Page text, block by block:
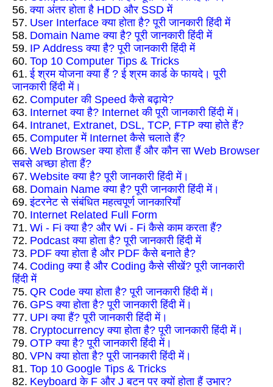
56. क्या अंतर होता है HDD और SSD में
57. User Interface क्या होता है? पूरी जानकारी हिंदी में
58. Domain Name क्या है? पूरी जानकारी हिंदी में
59. IP Address क्या है? पूरी जानकारी हिंदी में
60. Top 10 Computer Tips & Tricks
61. ई श्रम योजना क्या हैं ? ई श्रम कार्ड के फायदे। पूरी
जानकारी हिंदी में।
62. Computer की Speed कैसे बढ़ाये?
63. Internet क्या है? Internet की पूरी जानकारी हिंदी में।
64. Intranet, Extranet, DSL, TCP, FTP क्या होते हैं?
65. Computer में Internet कैसे चलाते हैं?
66. Web Browser क्या होता हैं और कौन सा Web Browser
सबसे अच्छा होता हैं?
67. Website क्या है? पूरी जानकारी हिंदी में।
68. Domain Name क्या है? पूरी जानकारी हिंदी में।
69. इंटरनेट से संबंधित महत्वपूर्ण जानकारियाँ
70. Internet Related Full Form
71. Wi - Fi क्या है? और Wi - Fi कैसे काम करता हैं?
72. Podcast क्या होता है? पूरी जानकारी हिंदी में
73. PDF क्या होता है और PDF कैसे बनाते है?
74. Coding क्या है और Coding कैसे सीखें? पूरी जानकारी
हिंदी में
75. QR Code क्या होता है? पूरी जानकारी हिंदी में।
76. GPS क्या होता है? पूरी जानकारी हिंदी में।
77. UPI क्या हैं? पूरी जानकारी हिंदी में।
78. Cryptocurrency क्या होता है? पूरी जानकारी हिंदी में।
79. OTP क्या है? पूरी जानकारी हिंदी में।
80. VPN क्या होता है? पूरी जानकारी हिंदी में।
81. Top 10 Google Tips & Tricks
82. Keyboard के F और J बटन पर क्यों होता हैं उभार?